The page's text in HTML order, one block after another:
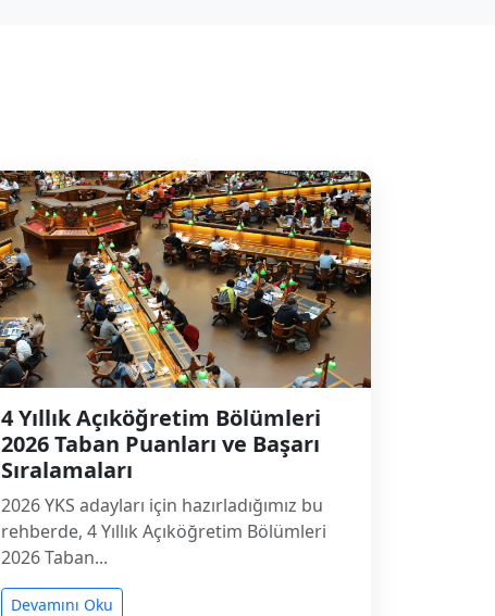
4 Yıllık Açıköğretim Bölümleri
2026 Taban Puanları ve Başarı
Sıralamaları
2026 YKS adayları için hazırladığımız bu
rehberde, 4 Yıllık Açıköğretim Bölümleri
2026 Taban...
Devamını Oku